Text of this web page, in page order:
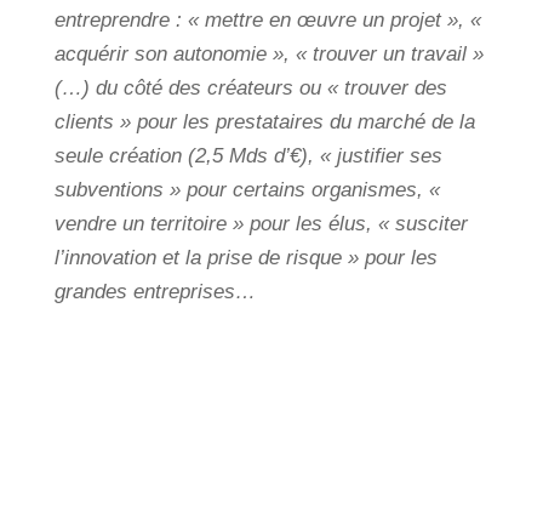
entreprendre : « mettre en œuvre un projet », «
acquérir son autonomie », « trouver un travail »
(…) du côté des créateurs ou « trouver des
clients » pour les prestataires du marché de la
seule création (2,5 Mds d’€), « justifier ses
subventions » pour certains organismes, «
vendre un territoire » pour les élus, « susciter
l’innovation et la prise de risque » pour les
grandes entreprises…